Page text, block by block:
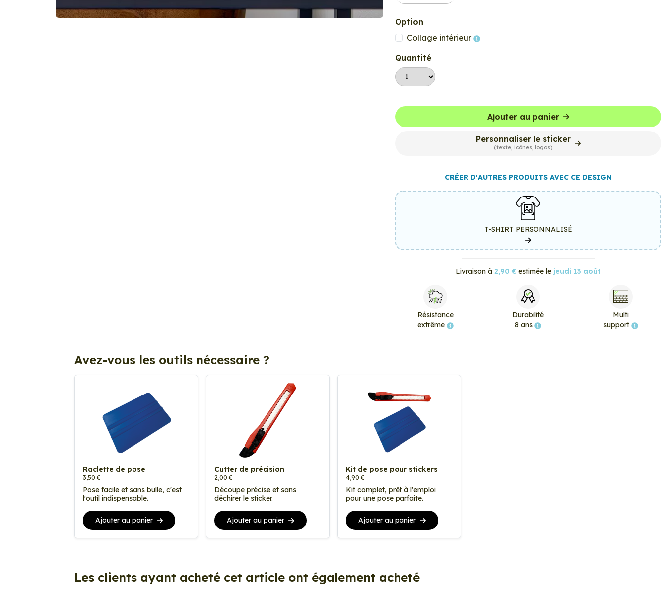
Option
Collage intérieur
Quantité
Ajouter au panier
Personnaliser le sticker
(texte, icônes, logos)
CRÉER D'AUTRES PRODUITS AVEC CE DESIGN
T-SHIRT PERSONNALISÉ
Livraison à 2,90 € estimée le jeudi 13 août
Résistance
extrême
Durabilité
8 ans
Multi
support
Avez-vous les outils nécessaire ?
Raclette de pose
3,50 €
Pose facile et sans bulle, c'est
l'outil indispensable.
Ajouter au panier
Cutter de précision
2,00 €
Découpe précise et sans
déchirer le sticker.
Ajouter au panier
Kit de pose pour stickers
4,90 €
Kit complet, prêt à l'emploi
pour une pose parfaite.
Ajouter au panier
Les clients ayant acheté cet article ont également acheté